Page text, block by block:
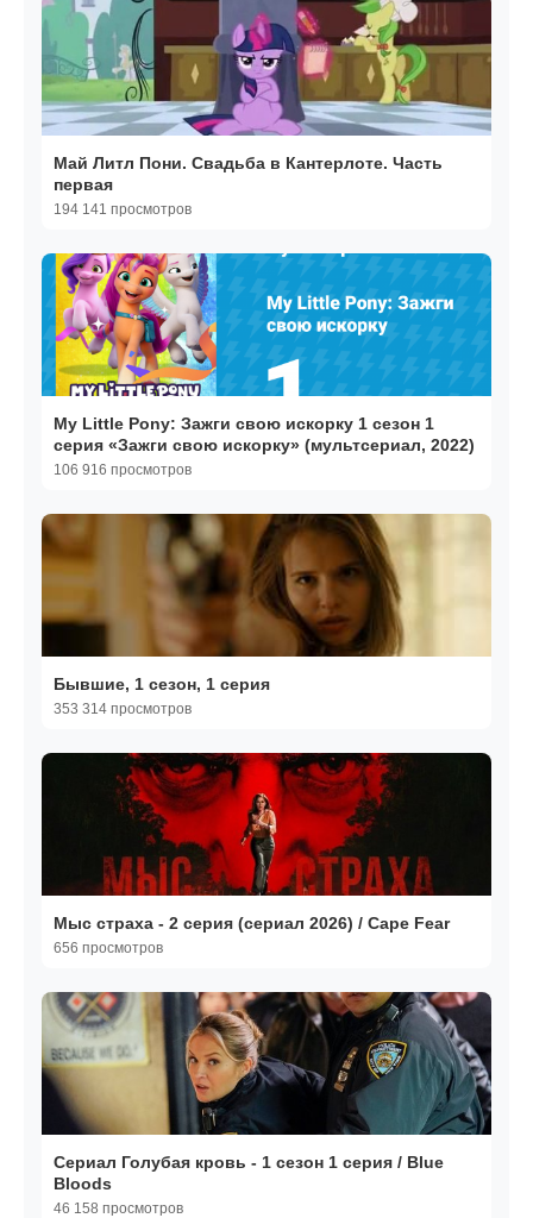
Май Литл Пони. Свадьба в Кантерлоте. Часть
первая
194 141 просмотров
My Little Pony: Зажги свою искорку 1 сезон 1
серия «Зажги свою искорку» (мультсериал, 2022)
106 916 просмотров
Бывшие, 1 сезон, 1 серия
353 314 просмотров
Мыс страха - 2 серия (сериал 2026) / Cape Fear
656 просмотров
Сериал Голубая кровь - 1 сезон 1 серия / Blue
Bloods
46 158 просмотров